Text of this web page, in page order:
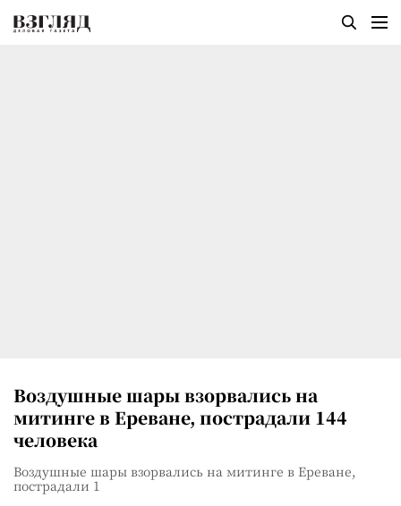
Воздушные шары взорвались на
митинге в Ереване, пострадали 144
человека
Воздушные шары взорвались на митинге в Ереване,
пострадали 1